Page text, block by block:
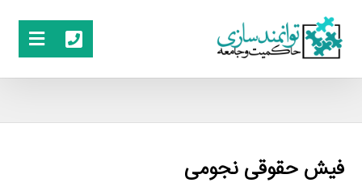
فیش حقوقی نجومی